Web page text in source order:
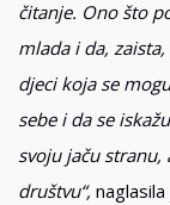
čitanje. Ono što
mlada i da,
djeci koja se
sebe i da se
svoju jaču
društvu“,